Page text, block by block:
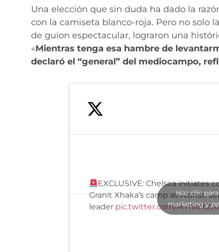
Una elección que sin duda ha dado la
con la camiseta blanco-roja. Pero no solo
de guion espectacular, lograron una
«Mientras tenga esa hambre de
declaró el “general” del mediocampo,
EXCLUSIVE: Chelsea initiates
Granit Xhaka’s camp as Alonso
leader pic.twitter.com/MYIVaIt2J0
Haz clic
marketing y